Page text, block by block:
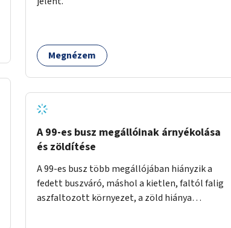
időszakokban zsúfolt 5-ös autóbusz
Megnézem
A 99-es busz megállóinak árnyékolása
és zöldítése
A 99-es busz több megállójában hiányzik a
fedett buszváró, máshol a kietlen, faltól falig
aszfaltozott környezet, a zöld hiánya